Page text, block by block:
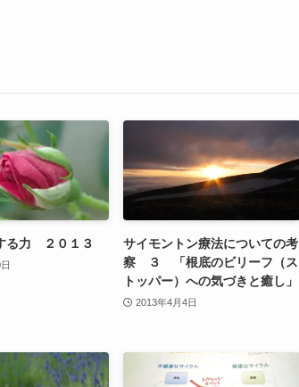
る力 ２０１３
サイモントン療法についての考
察 ３ 「根底のビリーフ（ス
トッパー）への気づきと癒し」
2013年4月4日